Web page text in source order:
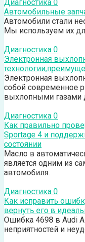
Диагностика 0
Автомобильные
Автомобили стали
Мы используем их
Диагностика 0
Электронная
Электронная
собой современное
выхлопными газами
Диагностика 0
Как правильно
Sportage 4 и
состоянии
Масло в
является одним из
автомобиля.
Диагностика 0
Как исправить
вернуть его в
Ошибка 4698 в Audi
неприятностей и